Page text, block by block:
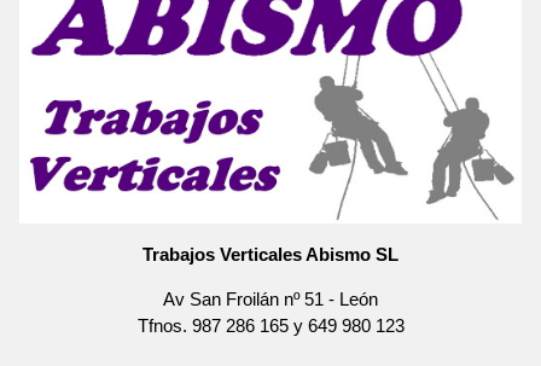
Trabajos Verticales Abismo SL
Av San Froilán nº 51 - León
Tfnos. 987 286 165y 649 980 123